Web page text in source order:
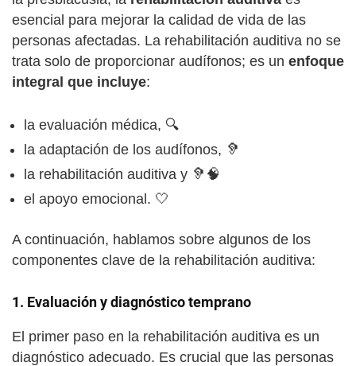
esencial para mejorar la calidad de vida de las
personas afectadas. La rehabilitación auditiva no se
trata solo de proporcionar audífonos; es un enfoque
integral que incluye:
la evaluación médica, 🔍
la adaptación de los audífonos, 🦻
la rehabilitación auditiva y 🦻🧠
el apoyo emocional. 🤍
A continuación, hablamos sobre algunos de los
componentes clave de la rehabilitación auditiva:
1. Evaluación y diagnóstico temprano
El primer paso en la rehabilitación auditiva es un
diagnóstico adecuado. Es crucial que las personas